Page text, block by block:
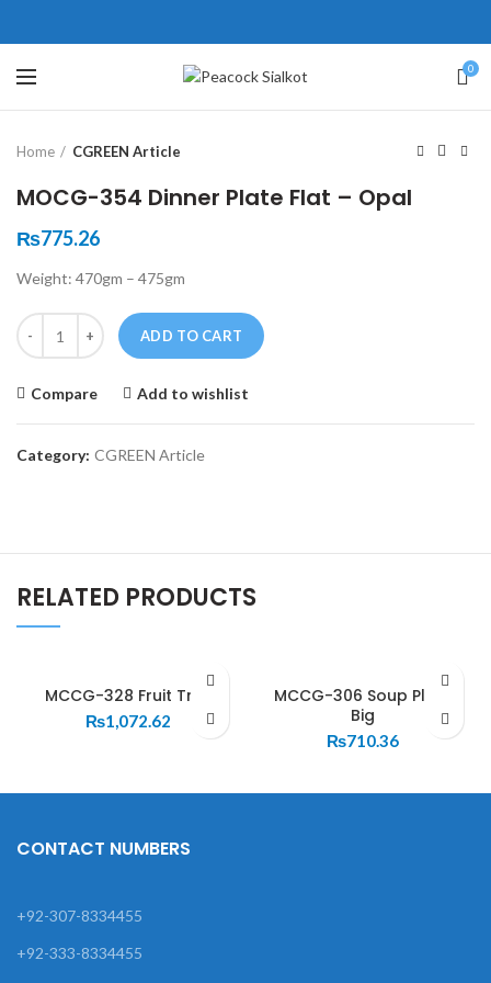
0
Click to enlarge
Home CGREEN Article
MOCG-354 Dinner Plate Flat – Opal
₨775.26
Weight: 470gm – 475gm
Quantity
ADD TO CART
Compare Add to wishlist
Category: CGREEN Article
RELATED PRODUCTS
MCCG-328 Fruit Tray
₨1,072.62
MCCG-306 Soup Plate
Big
₨710.36
壯陽藥台灣購物
，這不是因為缺乏性生活，而
因為缺乏溝通，所以保持談話很
盾越來越大，往往這是ED的情
會變得更加嚴重。
犀利士壯陽藥線上購買
戲都可以很好的幫助你獲得一
高質量的夫妻生活。犀利士治療
鬆，便於陰莖快速充血達到滿
堅硬勃起。在醫學界和陽痿病
望下，犀利士作為新一批藥
，有其優良特點。
CONTACT NUMBERS
+92-307-8334455
+92-333-8334455